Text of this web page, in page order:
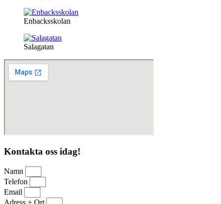
Enbacksskolan
Salagatan
Kontakta oss idag!
Namn
Telefon
Email
Adress + Ort